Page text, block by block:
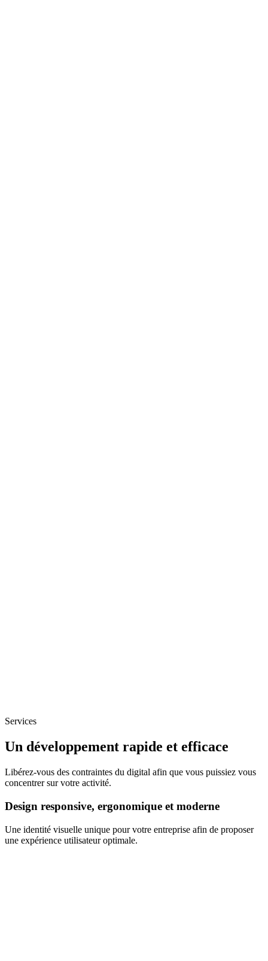
Services
Un développement rapide et efficace
Libérez-vous des contraintes du digital afin que vous puissiez vous
concentrer sur votre activité.
Design responsive, ergonomique et moderne
Une identité visuelle unique pour votre entreprise afin de proposer
une expérience utilisateur optimale.